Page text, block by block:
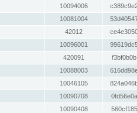
10094006
10081004
42012
10096001
420091
10088003
10046105
10090708
10090408